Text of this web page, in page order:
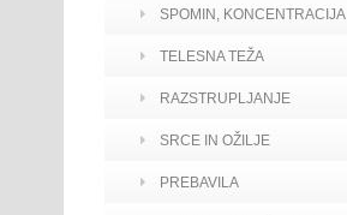
SPOMIN, KONCENTRACIJA
TELESNA TEŽA
RAZSTRUPLJANJE
SRCE IN OŽILJE
PREBAVILA